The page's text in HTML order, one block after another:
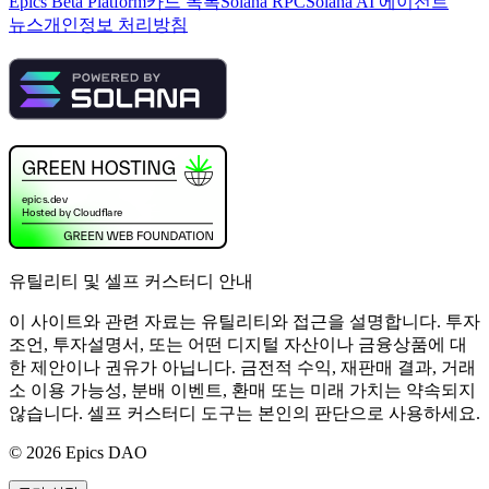
뉴스개인정보 처리방침
유틸리티 및 셀프 커스터디 안내
이 사이트와 관련 자료는 유틸리티와 접근을 설명합니다. 투자
조언, 투자설명서, 또는 어떤 디지털 자산이나 금융상품에 대
한 제안이나 권유가 아닙니다. 금전적 수익, 재판매 결과, 거래
소 이용 가능성, 분배 이벤트, 환매 또는 미래 가치는 약속되지
않습니다. 셀프 커스터디 도구는 본인의 판단으로 사용하세요.
© 2026 Epics DAO